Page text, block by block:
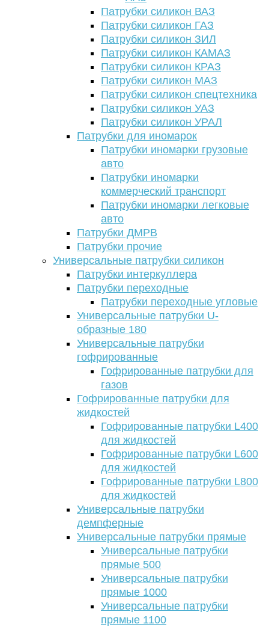
Патрубки силикон ВАЗ
Патрубки силикон ГАЗ
Патрубки силикон ЗИЛ
Патрубки силикон КАМАЗ
Патрубки силикон КРАЗ
Патрубки силикон МАЗ
Патрубки силикон спецтехника
Патрубки силикон УАЗ
Патрубки силикон УРАЛ
Патрубки для иномарок
Патрубки иномарки грузовые
авто
Патрубки иномарки
коммерческий транспорт
Патрубки иномарки легковые
авто
Патрубки ДМРВ
Патрубки прочие
Универсальные патрубки силикон
Патрубки интеркуллера
Патрубки переходные
Патрубки переходные угловые
Универсальные патрубки U-
образные 180
Универсальные патрубки
гофрированные
Гофрированные патрубки для
газов
Гофрированные патрубки для
жидкостей
Гофрированные патрубки L400
для жидкостей
Гофрированные патрубки L600
для жидкостей
Гофрированные патрубки L800
для жидкостей
Универсальные патрубки
демпферные
Универсальные патрубки прямые
Универсальные патрубки
прямые 500
Универсальные патрубки
прямые 1000
Универсальные патрубки
прямые 1100